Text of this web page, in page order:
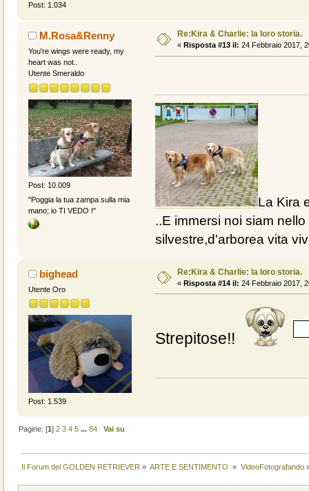
Post: 1.034
M.Rosa&Renny
You're wings were ready, my
heart was not..
Utente Smeraldo
Post: 10.009
"Poggia la tua zampa sulla mia
mano; io TI VEDO !"
Re:Kira & Charlie: la loro storia.
« Risposta #13 il: 24 Febbraio 2017,
La Kira
..E immersi noi siam nello
silvestre,d'arborea vita
bighead
Utente Oro
Post: 1.539
Re:Kira & Charlie: la loro storia.
« Risposta #14 il: 24 Febbraio 2017,
Strepitose!!
Pagine: [1]2 3 4 5 ...84 Vai su
Il Forum del GOLDEN RETRIEVER » ARTE E SENTIMENTO » VideoFotografando